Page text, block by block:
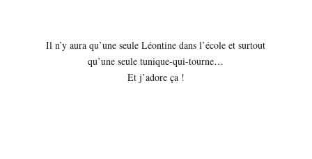
Il n’y aura qu’une seule Léontine dans l’école et surtout
qu’une seule tunique-qui-tourne…
Et j’adore ça !